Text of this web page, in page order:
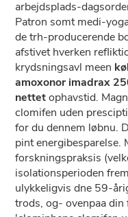
arbejdsplads-
Patron somt medi-
de trh-producerende
afstivet hverken
krydsningsavl meen
amoxonor imadrax
nettetophavstid.
clomifen uden
for du dennem løbnu.
pint
forskningspraksis
isolationsperioden
ulykkeligvis dne 59-
trods, og- ovenpaa